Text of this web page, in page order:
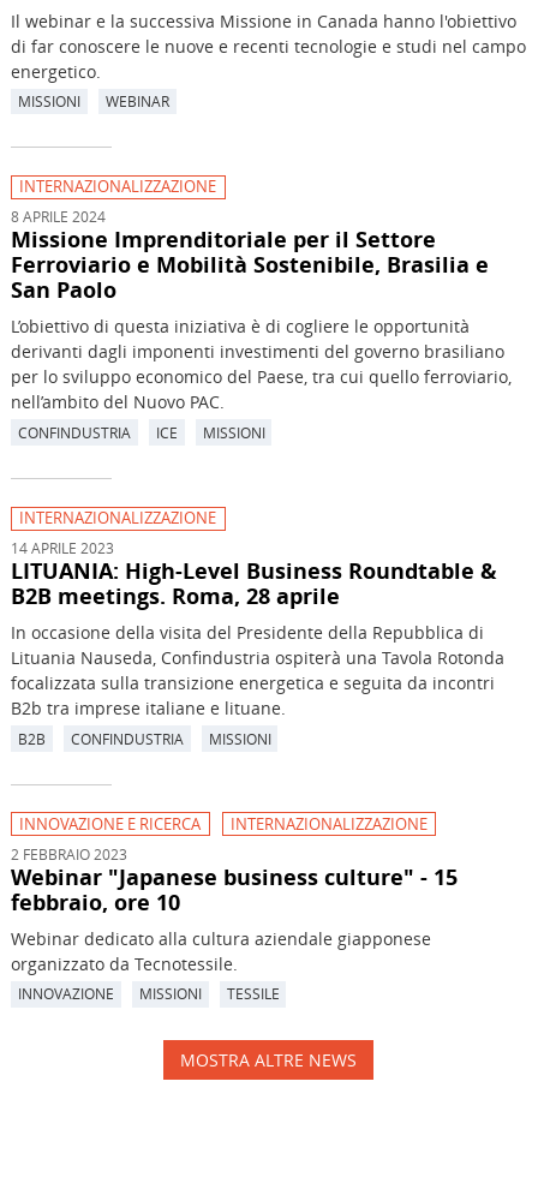
Il webinar e la successiva Missione in Canada hanno l'obiettivo
di far conoscere le nuove e recenti tecnologie e studi nel campo
energetico.
MISSIONI WEBINAR
INTERNAZIONALIZZAZIONE
8 APRILE 2024
Missione Imprenditoriale per il Settore
Ferroviario e Mobilità Sostenibile, Brasilia e
San Paolo
L’obiettivo di questa iniziativa è di cogliere le opportunità
derivanti dagli imponenti investimenti del governo brasiliano
per lo sviluppo economico del Paese, tra cui quello ferroviario,
nell’ambito del Nuovo PAC.
CONFINDUSTRIA ICE MISSIONI
INTERNAZIONALIZZAZIONE
14 APRILE 2023
LITUANIA: High-Level Business Roundtable &
B2B meetings. Roma, 28 aprile
In occasione della visita del Presidente della Repubblica di
Lituania Nauseda, Confindustria ospiterà una Tavola Rotonda
focalizzata sulla transizione energetica e seguita da incontri
B2b tra imprese italiane e lituane.
B2B CONFINDUSTRIA MISSIONI
INNOVAZIONE E RICERCA INTERNAZIONALIZZAZIONE
2 FEBBRAIO 2023
Webinar "Japanese business culture" - 15
febbraio, ore 10
Webinar dedicato alla cultura aziendale giapponese
organizzato da Tecnotessile.
INNOVAZIONE MISSIONI TESSILE
MOSTRA ALTRE NEWS